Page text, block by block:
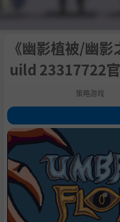
《幽影植被/幽
uild 23317722
策略游戏
1.关于此游戏
2.游戏特色：
3.系统需求
4. 支持作者
学习